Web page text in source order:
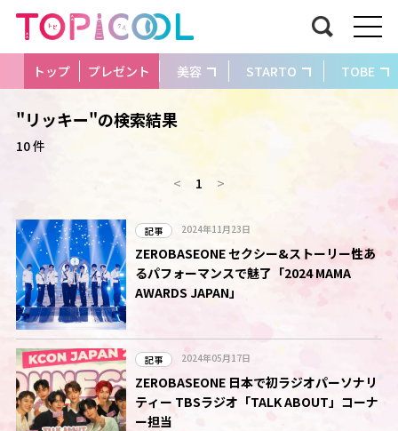
トップ プレゼント 美容 STARTO TOBE
"リッキー"の検索結果
10 件
< 1 >
記事 2024年11月23日
ZEROBASEONE セクシー&ストーリー性あ
るパフォーマンスで魅了「2024 MAMA
AWARDS JAPAN」
記事 2024年05月17日
ZEROBASEONE 日本で初ラジオパーソナリ
ティー TBSラジオ「TALK ABOUT」コーナ
ー担当